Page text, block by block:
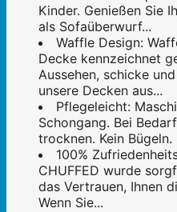
Kinder. Genießen Sie
als Sofaüberwurf...
Waffle Design:
Decke kennzeichnet
Aussehen, schicke
unsere Decken aus...
Pflegeleicht:
Schongang. Bei
trocknen. Kein
100%
CHUFFED wurde
das Vertrauen, Ihnen
Wenn Sie...